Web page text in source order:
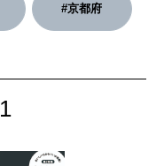
、幸せ」
#京都府